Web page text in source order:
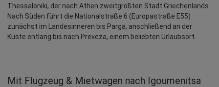
Thessaloniki, der nach Athen zweitgrößten Stadt Griechenlands.
Nach Süden führt die Nationalstraße 6 (Europastraße E55)
zunächst im Landesinneren bis Parga, anschließend an der
Küste entlang bis nach Preveza, einem beliebten Urlaubsort.
Mit Flugzeug & Mietwagen nach Igoumenitsa